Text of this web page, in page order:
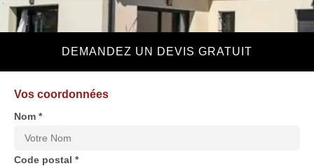
DEMANDEZ UN DEVIS GRATUIT
Vos coordonnées
Nom *
Code postal *